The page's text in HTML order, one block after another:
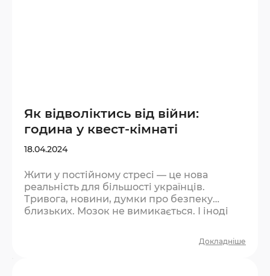
Як відволіктись від війни:
година у квест-кімнаті
18.04.2024
Жити у постійному стресі — це нова
реальність для більшості українців.
Тривога, новини, думки про безпеку
близьких. Мозок не вимикається. І іноді
Чому квест допомагає відволіктись? Це не
Докладніше